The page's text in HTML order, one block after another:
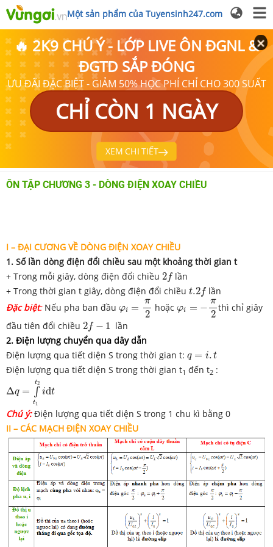
Một sản phẩm của Tuyensinh247.com
🔥 2K9 CHÚ Ý - LỚP LIVE ÔN ĐGNL &
ĐGTD SẮP ĐÓNG
ƯU ĐÃI ĐẶC BIỆT - GIẢM 50% HỌC PHÍ CHỈ CHO 300 SUẤT
CHỈ CÒN 1 NGÀY
XEM CHI TIẾT
ÔN TẬP CHƯƠNG 3 - DÒNG ĐIỆN XOAY CHIỀU
I – ĐẠI CƯƠNG VỀ DÒNG ĐIỆN XOAY CHIỀU
1. Số lần dòng điện đổi chiều sau một khoảng thời gian t
+ Trong mỗi giây, dòng điện đổi chiều 2f
2flần
+ Trong thời gian t giây, dòng điện đổi chiều t.2f
t .2flần
Đặc biệt:Nếu pha ban đầu φi =
π
2
φ =π2
hoặcφi = −
π
2
φi =−π 2
thì chỉ giây
đầu tiên đổi chiều 2f − 1
2f−
lần
2. Điện lượng chuyển qua dây dẫn
Điện lượng qua tiết diện S trong thời gian t: q = i. t
q =i t
Điện lượng qua tiết diện S trong thời gian t1 đến t2 :
Δq =
t2
∫
t1
idt
Δq= ∫t1t2idt
Chú ý:Điện lượng qua tiết diện S trong 1 chu kì bằng 0
II – CÁC MẠCH ĐIỆN XOAY CHIỀU